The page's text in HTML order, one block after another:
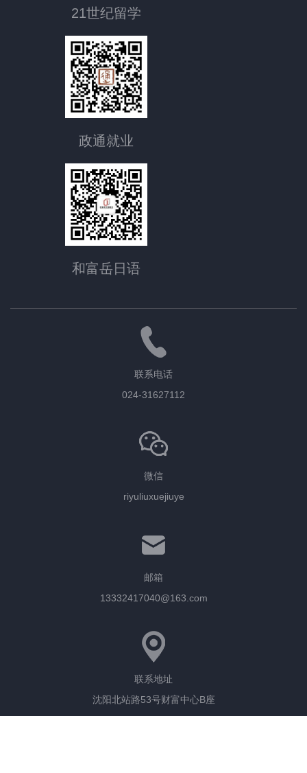
21世纪留学
政通就业
和富岳日语
联系电话
024-31627112
微信
riyuliuxuejiuye
邮箱
13332417040@163.com
联系地址
沈阳北站路53号财富中心B座